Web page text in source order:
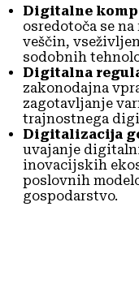
Digitalne
osredotoča se
veščin,
sodobnih
Digitalna
zakonodajna
zagotavljanje
trajnostnega
Digitalizacija
uvajanje
inovacijskih
poslovnih
gospodarstvo.